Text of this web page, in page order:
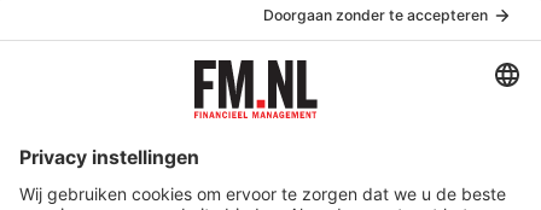
Service & Contact
Werken bij ons
Privacy Statement